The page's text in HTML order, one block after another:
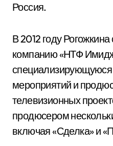
Россия.
В 2012 году
компанию «НТФ
специализирующуюся
мероприятий и
телевизионных
продюсером
включая «Сделка» и